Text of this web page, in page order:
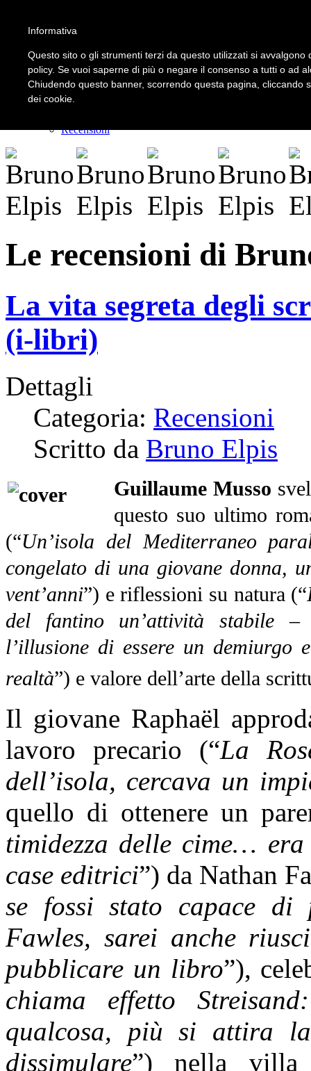
LOGIN | REGISTER
Home
Il carnevale dei delitti
Recensioni
Le recensioni di
La vita segreta degli
(i-libri)
Dettagli
Categoria: Recensioni
Scritto da Bruno Elpis
Guillaume Musso
questo suo ultimo
(“Un’isola del Mediterraneo
congelato di una giovane donna,
vent’anni”) e riflessioni su natura (“
del fantino un’attività stabile –
l’illusione di essere un
realtà”) e valore dell’arte della
Il giovane Raphaël
lavoro precario (“La
dell’isola, cercava un
quello di ottenere un
timidezza delle cime…
case editrici”) da Nathan
se fossi stato capace di
Fawles, sarei anche
pubblicare un libro”),
chiama effetto
qualcosa, più si attira
dissimulare”) nella villa
Informativa
Questo sito o gli strumenti terzi da questo utilizzati si
policy. Se vuoi saperne di più o negare il consenso a tutti o ad
Chiudendo questo banner, scorrendo questa pagina, cliccando
dei cookie.